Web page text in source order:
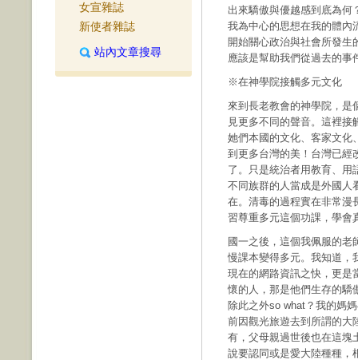
女宣雜誌
新使者雜誌
站內文章搜尋
出來驕傲與優越感到底為何
我為中心的思想在我的體內
開始關心政治與社會所發生
應該是幫助我們從過去的事
※在神學院接觸多元文化
來到長老教會的神學院，是
見更多不同的聲音。這裡
她們本國的文化、客家文化
到更多台灣的美！台灣已經
了。只是統治者用教育、用
不同族群的人當成是外國人
在。清毒的過程實在非常漫
習尊重多元這個功課，學會
國一之後，這個我佩服的
慢課本變得多元。我知道，
現在的網路資訊之快，更是
懷的人，那是他們生存的驕
除此之外so what？我的媽
前因觀光旅遊去到所謂的大
有，父母親過世後也在這塊
說要認同或是愛大陸種種，